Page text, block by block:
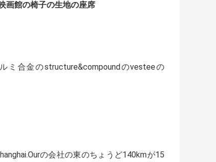
画館の椅子の生地の座席
ミ合金のstructure&compoundのvesteeの
の会社の東のちょうど140kmが15